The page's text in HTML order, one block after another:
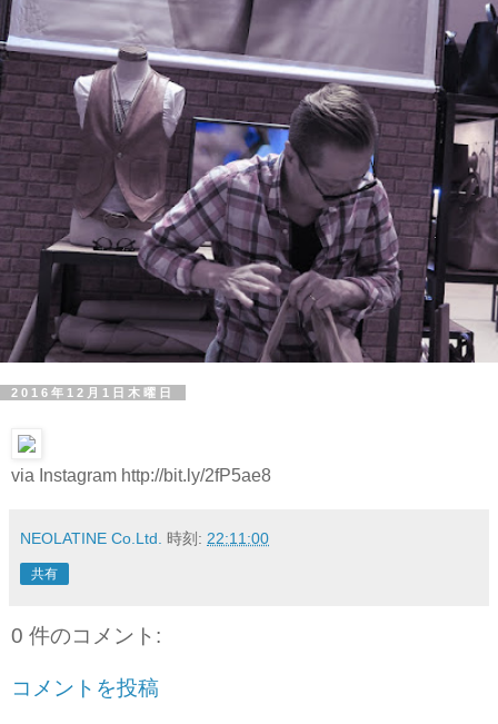
2016年12月1日木曜日
via Instagram http://bit.ly/2fP5ae8
NEOLATINE Co.Ltd. 時刻: 22:11:00
共有
0 件のコメント:
コメントを投稿